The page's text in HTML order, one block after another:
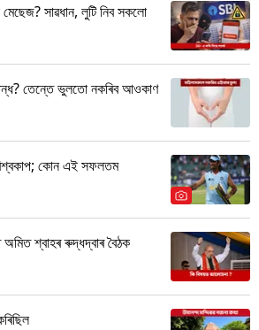
সাৱধান, লুটি নিব সকলো
তেন্তে ভুলতো নকৰিব আওকাণ
কোন এই সফলতম
শ্বাহৰ ৰুদ্ধদ্বাৰ বৈঠক